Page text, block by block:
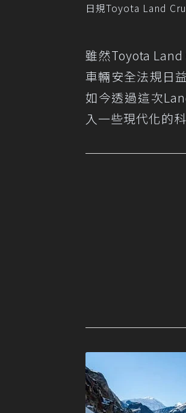
日規Toyota Land
雖然Toyota
車輛安全法規日
如今透過這次
入一些現代化的